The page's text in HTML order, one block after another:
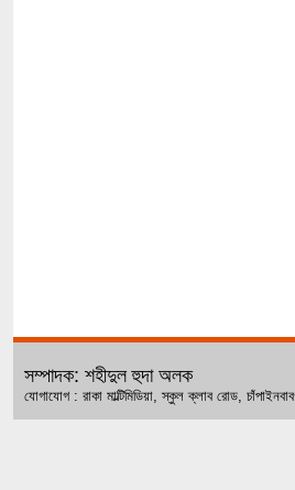
সম্পাদক: শহীদুল হুদা অলক
যোগাযোগ : রাকা মাল্টিমিডিয়া, স্কুল ক্লাব রোড,